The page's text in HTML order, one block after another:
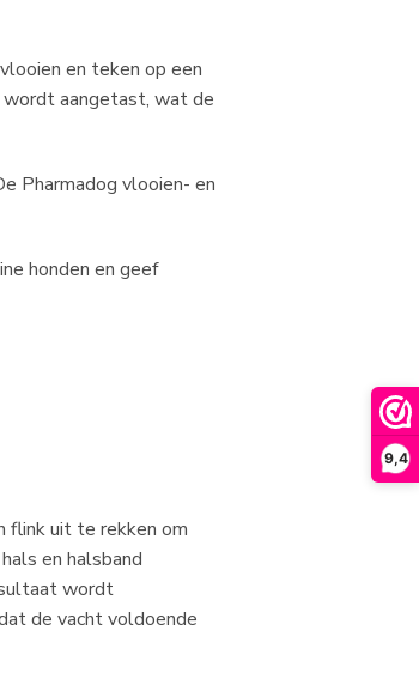
9,4
en teken op een
wordt aangetast, wat de
Pharmadog vlooien- en
honden en geef
flink uit te rekken om
en halsband
wordt
de vacht voldoende